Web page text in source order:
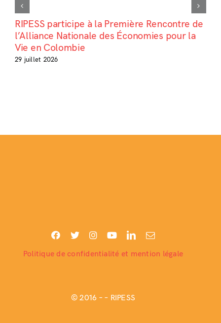
RIPESS participe à la Première Rencontre de
l’Alliance Nationale des Économies pour la
Vie en Colombie
29 juillet 2026
Politique de confidentialité et mention légale
© 2016 –– RIPESS